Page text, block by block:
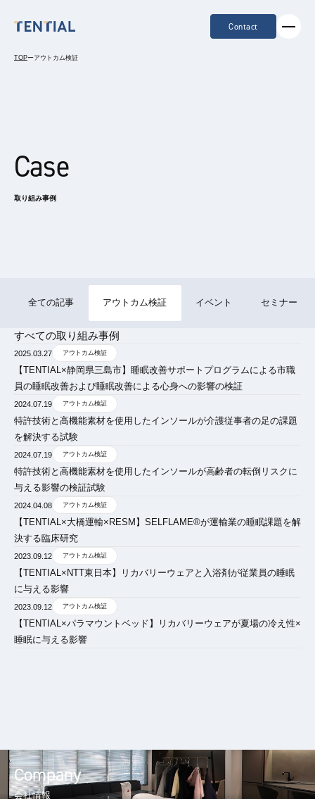
Contact
TOPーアウトカム検証
Case
取り組み事例
全ての記事 アウトカム検証 イベント セミナー
すべての取り組み事例
2025.03.27 アウトカム検証
【TENTIAL×静岡県三島市】睡眠改善サポートプログラムによる市職
員の睡眠改善および睡眠改善による心身への影響の検証
2024.07.19 アウトカム検証
特許技術と高機能素材を使用したインソールが介護従事者の足の課題
を解決する試験
2024.07.19 アウトカム検証
特許技術と高機能素材を使用したインソールが高齢者の転倒リスクに
与える影響の検証試験
2024.04.08 アウトカム検証
【TENTIAL×大橋運輸×RESM】SELFLAME®️が運輸業の睡眠課題を解
決する臨床研究
2023.09.12 アウトカム検証
【TENTIAL×NTT東日本】リカバリーウェアと入浴剤が従業員の睡眠
に与える影響
2023.09.12 アウトカム検証
【TENTIAL×パラマウントベッド】リカバリーウェアが夏場の冷え性×
睡眠に与える影響
Company
会社情報